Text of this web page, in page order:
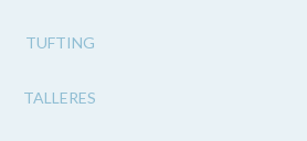
TUFTING
TALLERES